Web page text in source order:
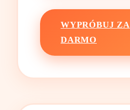
WYPRÓBUJ ZA
DARMO